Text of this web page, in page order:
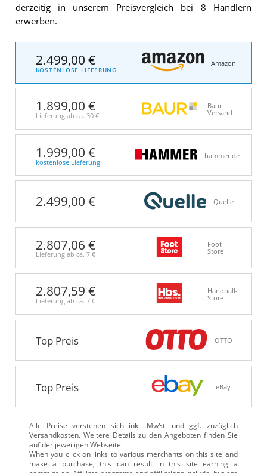
derzeitig in unserem Preisvergleich bei 8 Händlern
erwerben.
2.499,00 €
KOSTENLOSE LIEFERUNG
Amazon
1.899,00 €
Lieferung ab ca. 30 €
Baur
Versand
1.999,00 €
kostenlose Lieferung
hammer.de
2.499,00 € Quelle
2.807,06 €
Lieferung ab ca. 7 €
Foot-
Store
2.807,59 €
Lieferung ab ca. 7 €
Handball-
Store
Top Preis OTTO
Top Preis eBay
Alle Preise verstehen sich inkl. MwSt. und ggf. zuzüglich
Versandkosten. Weitere Details zu den Angeboten finden Sie
auf der jeweiligen Webseite.